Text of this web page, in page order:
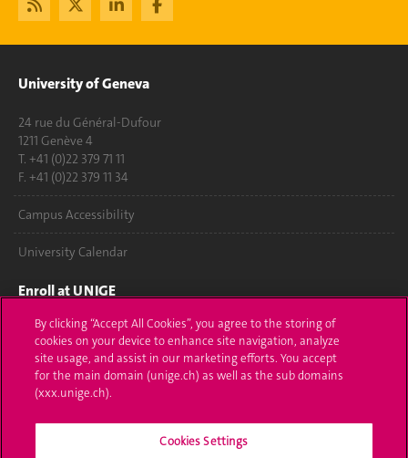
University of Geneva
24 rue du Général-Dufour
1211 Genève 4
T. +41 (0)22 379 71 11
F. +41 (0)22 379 11 34
Campus Accessibility
University Calendar
Enroll at UNIGE
Applications
Administrative procedures
Ask a question
By clicking “Accept All Cookies”, you agree to the storing of
cookies on your device to enhance site navigation, analyze
site usage, and assist in our marketing efforts. You accept
for the main domain (unige.ch) as well as the sub domains
(xxx.unige.ch).
Cookies Settings